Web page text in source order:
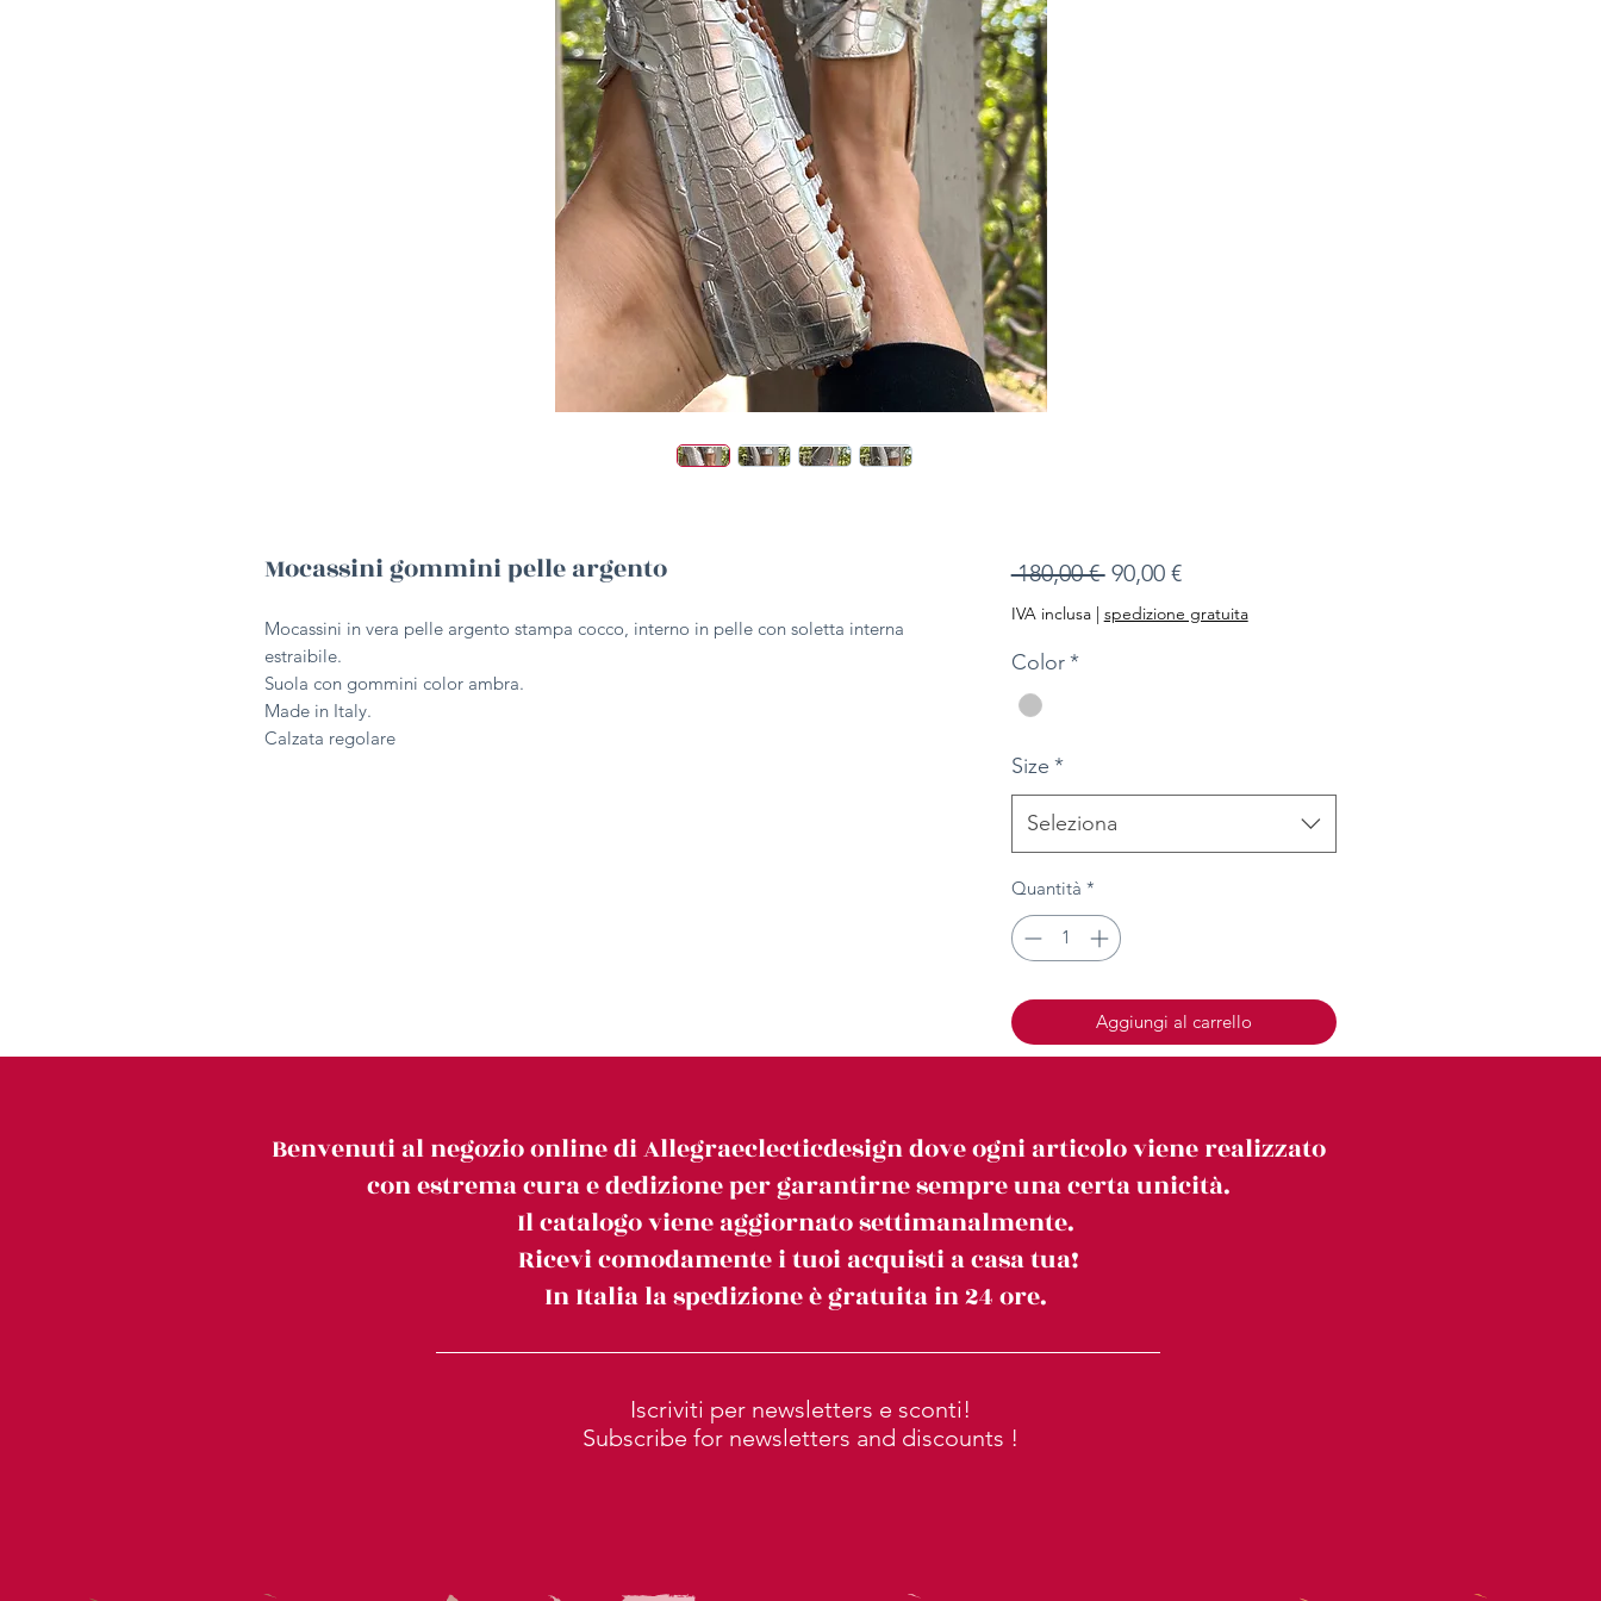
Mocassini gommini pelle argento
Mocassini in vera pelle argento stampa cocco, interno in pelle con soletta interna
estraibile.
Suola con gommini color ambra.
Made in Italy.
Calzata regolare
180,00 € Prezzo
regolare
90,00 €Prezzo
scontato
IVA inclusa| spedizione gratuita
Color*
Size *
Seleziona
Quantità *
Aggiungi al carrello
Benvenuti al negozio online di Allegraeclecticdesign dove ogni articolo viene realizzato
con estrema cura e dedizione per garantirne sempre una certa unicità.
Il catalogo viene aggiornato settimanalmente.
Ricevi comodamente i tuoi acquisti a casa tua!
In Italia la spedizione è gratuita in 24 ore.
Iscriviti per newsletters e sconti!
Subscribe for newsletters and discounts !